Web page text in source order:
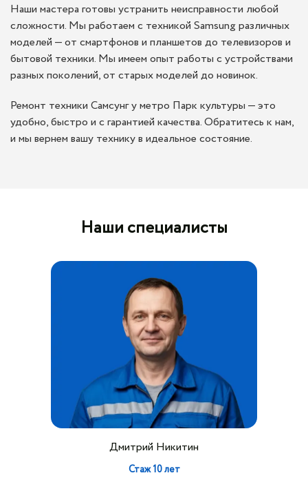
Наши мастера готовы устранить неисправности любой
сложности. Мы работаем с техникой Samsung различных
моделей — от смартфонов и планшетов до телевизоров и
бытовой техники. Мы имеем опыт работы с устройствами
разных поколений, от старых моделей до новинок.
Ремонт техники Самсунг у метро Парк культуры — это
удобно, быстро и с гарантией качества. Обратитесь к нам,
и мы вернем вашу технику в идеальное состояние.
Наши специалисты
Дмитрий Никитин
Стаж 10 лет